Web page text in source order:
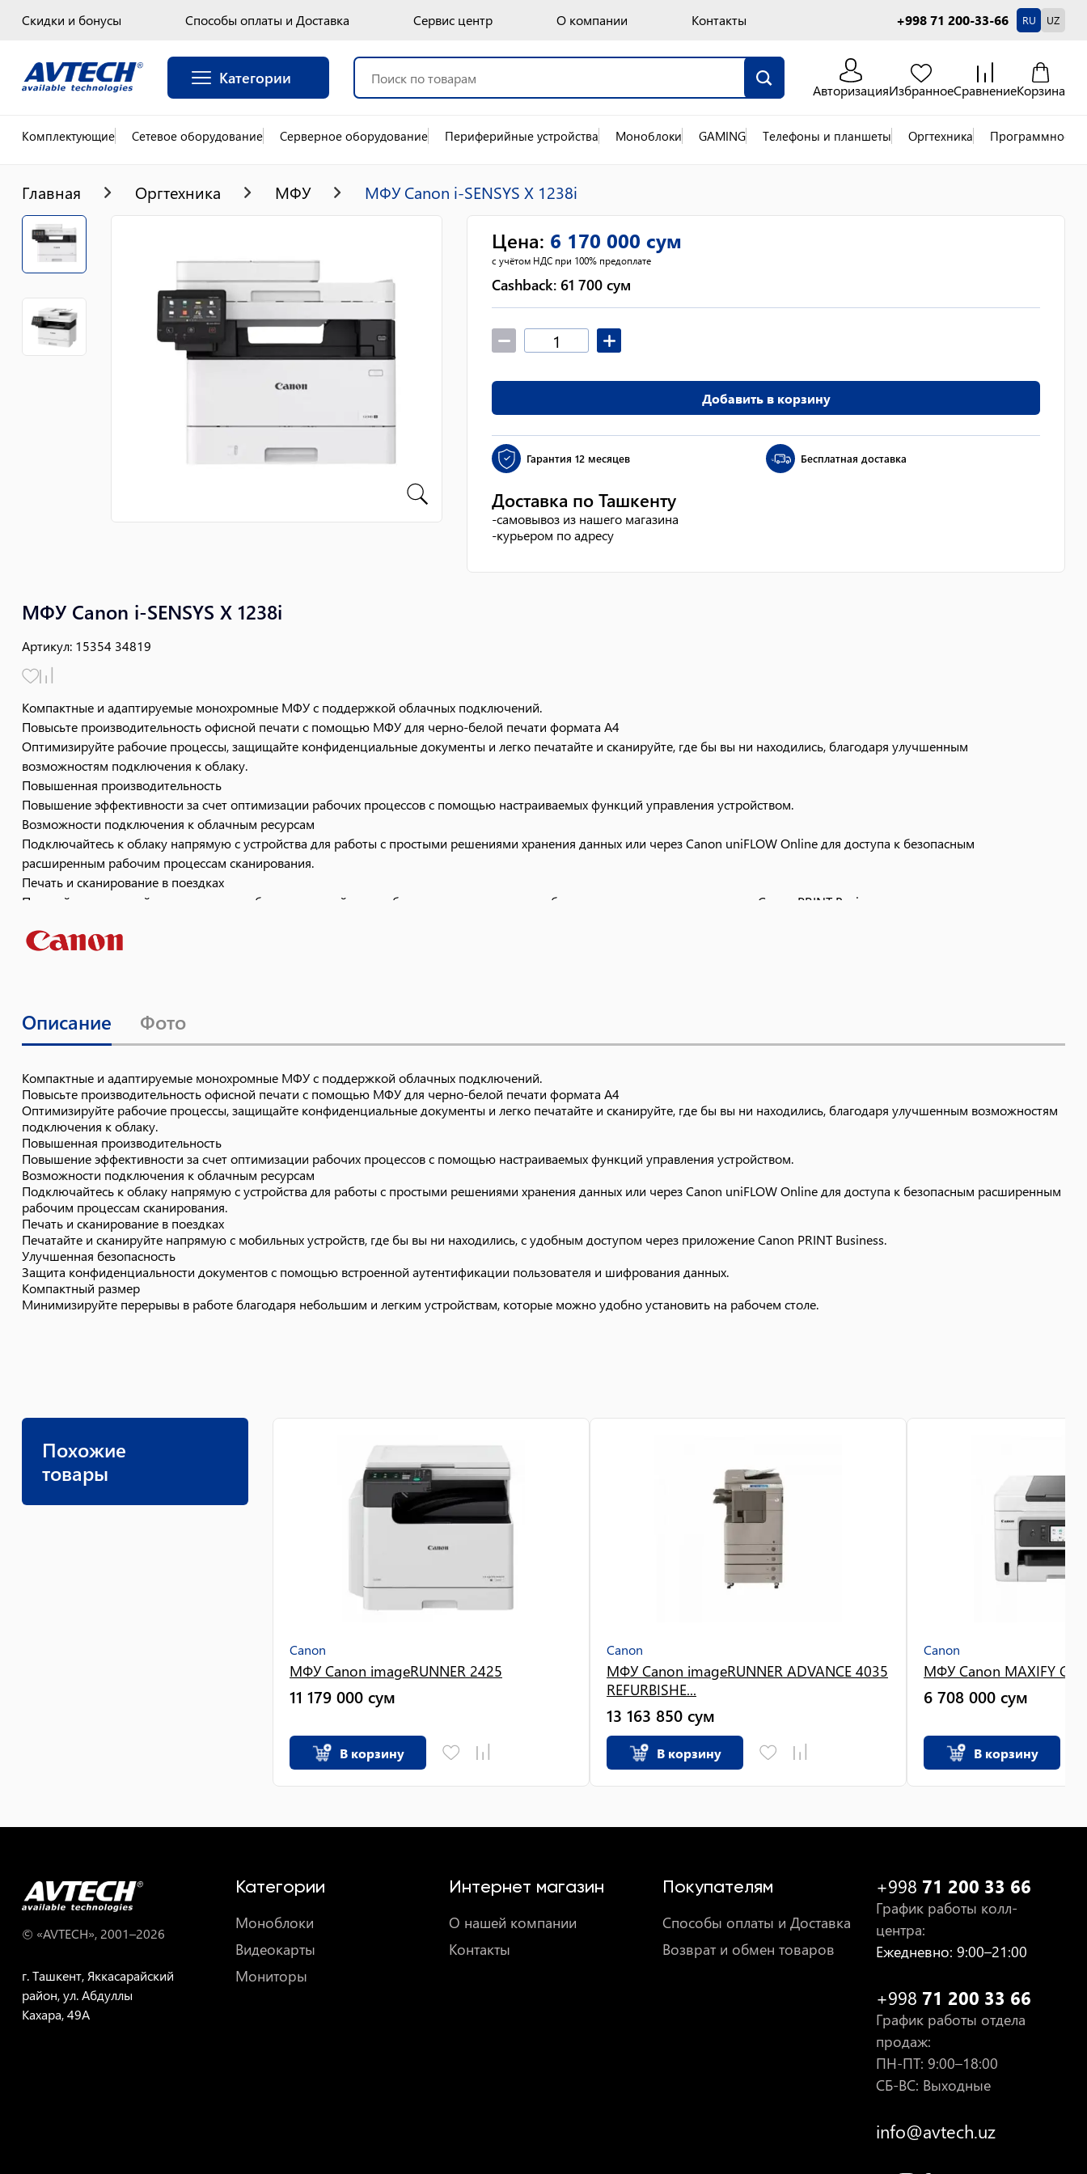
Скидки и бонусы Способы оплаты и Доставка Сервис центр О компании Контакты +998 71 200-33-66 RU UZ
Категории
АвторизацияИзбранноеСравнениеКорзина
Комплектующие Сетевое оборудование Серверное оборудование Периферийные устройства Моноблоки GAMING Телефоны и планшеты Оргтехника Программное
Главная Оргтехника МФУ МФУ Canon i-SENSYS X 1238i
МФУ Canon i-SENSYS X 1238i
Артикул: 15354 34819
Компактные и адаптируемые монохромные МФУ с поддержкой облачных подключений.
Повысьте производительность офисной печати с помощью МФУ для черно-белой печати формата A4
Оптимизируйте рабочие процессы, защищайте конфиденциальные документы и легко печатайте и сканируйте, где бы вы ни находились, благодаря улучшенным
возможностям подключения к облаку.
Повышенная производительность
Повышение эффективности за счет оптимизации рабочих процессов с помощью настраиваемых функций управления устройством.
Возможности подключения к облачным ресурсам
Подключайтесь к облаку напрямую с устройства для работы с простыми решениями хранения данных или через Canon uniFLOW Online для доступа к безопасным
расширенным рабочим процессам сканирования.
Печать и сканирование в поездках
Печатайте и сканируйте напрямую с мобильных устройств, где бы вы ни находились, с удобным доступом через приложение Canon PRINT Business.
Защита конфиденциальности документов с помощью встроенной аутентификации пользователя и шифрования данных.
Цена: 6 170 000 сум
с учётом НДС при 100% предоплате
Cashback: 61 700 сум
Добавить в корзину
Гарантия 12 месяцев Бесплатная доставка
Доставка по Ташкенту
-самовывоз из нашего магазина
-курьером по адресу
Описание Фото
Компактные и адаптируемые монохромные МФУ с поддержкой облачных подключений.
Повысьте производительность офисной печати с помощью МФУ для черно-белой печати формата A4
Оптимизируйте рабочие процессы, защищайте конфиденциальные документы и легко печатайте и сканируйте, где бы вы ни находились, благодаря улучшенным возможностям
подключения к облаку.
Повышенная производительность
Повышение эффективности за счет оптимизации рабочих процессов с помощью настраиваемых функций управления устройством.
Возможности подключения к облачным ресурсам
Подключайтесь к облаку напрямую с устройства для работы с простыми решениями хранения данных или через Canon uniFLOW Online для доступа к безопасным расширенным
рабочим процессам сканирования.
Печать и сканирование в поездках
Печатайте и сканируйте напрямую с мобильных устройств, где бы вы ни находились, с удобным доступом через приложение Canon PRINT Business.
Улучшенная безопасность
Защита конфиденциальности документов с помощью встроенной аутентификации пользователя и шифрования данных.
Компактный размер
Минимизируйте перерывы в работе благодаря небольшим и легким устройствам, которые можно удобно установить на рабочем столе.
Похожие
товары
Canon
МФУ Canon imageRUNNER 2425
11 179 000 сум
В корзину
Canon
МФУ Canon imageRUNNER ADVANCE 4035
REFURBISHE...
13 163 850 сум
В корзину
Canon
МФУ Canon MAXIFY
6 708 000 сум
В корзину
© «AVTECH», 2001–2026
г. Ташкент, Яккасарайский
район, ул. Абдуллы
Кахара, 49A
Категории
Моноблоки
Видеокарты
Мониторы
Интернет магазин
О нашей компании
Контакты
Покупателям
Способы оплаты и Доставка
Возврат и обмен товаров
+998 71 200 33 66
График работы колл-
центра:
Ежедневно: 9:00–21:00
+998 71 200 33 66
График работы отдела
продаж:
ПН-ПТ: 9:00–18:00
СБ-ВС: Выходные
info@avtech.uz